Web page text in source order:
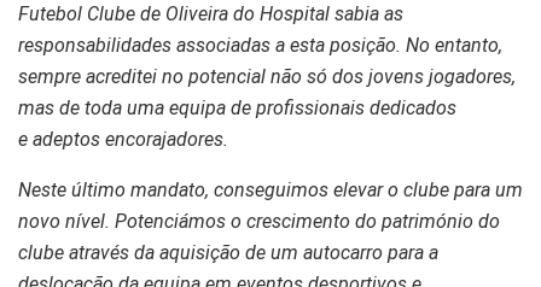
Futebol Clube de Oliveira do Hospital sabia as
responsabilidades associadas a esta posição. No entanto,
sempre acreditei no potencial não só dos jovens jogadores,
mas de toda uma equipa de profissionais dedicados
e adeptos encorajadores.
Neste último mandato, conseguimos elevar o clube para um
novo nível. Potenciámos o crescimento do património do
clube através da aquisição de um autocarro para a